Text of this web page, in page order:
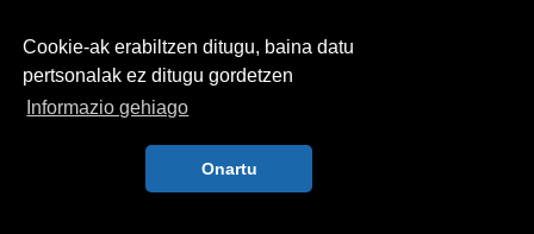
Cookie-ak erabiltzen ditugu, baina datu
pertsonalak ez ditugu gordetzen
Informazio gehiago
Onartu